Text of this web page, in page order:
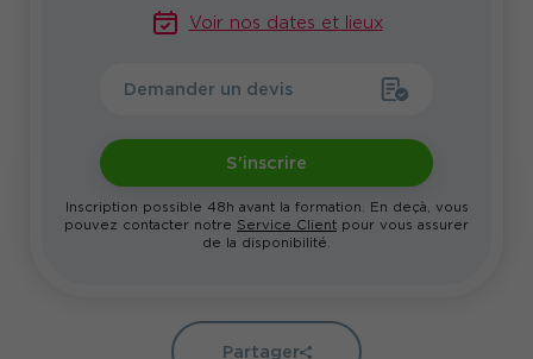
Voir nos dates et lieux
Demander un devis
S'inscrire
Inscription possible 48h avant la formation. En deçà, vous
pouvez contacter notre Service Client pour vous assurer
de la disponibilité.
Partager